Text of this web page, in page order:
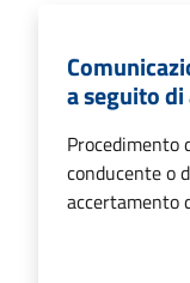
a seguito
Procedimento
conducente o
accertamento